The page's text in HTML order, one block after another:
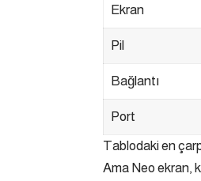
Ekran
Pil
Bağlantı
Port
Tablodaki en
Ama Neo ekran,